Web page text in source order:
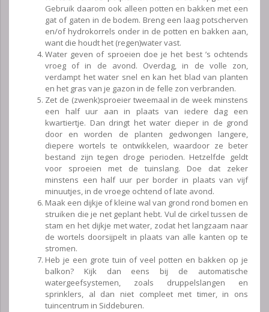
Gebruik daarom ook alleen potten en bakken met een
gat of gaten in de bodem. Breng een laag potscherven
en/of hydrokorrels onder in de potten en bakken aan,
want die houdt het (regen)water vast.
Water geven of sproeien doe je het best ’s ochtends
vroeg of in de avond. Overdag, in de volle zon,
verdampt het water snel en kan het blad van planten
en het gras van je gazon in de felle zon verbranden.
Zet de (zwenk)sproeier tweemaal in de week minstens
een half uur aan in plaats van iedere dag een
kwartiertje. Dan dringt het water dieper in de grond
door en worden de planten gedwongen langere,
diepere wortels te ontwikkelen, waardoor ze beter
bestand zijn tegen droge perioden. Hetzelfde geldt
voor sproeien met de tuinslang. Doe dat zeker
minstens een half uur per border in plaats van vijf
minuutjes, in de vroege ochtend of late avond.
Maak een dijkje of kleine wal van grond rond bomen en
struiken die je net geplant hebt. Vul de cirkel tussen de
stam en het dijkje met water, zodat het langzaam naar
de wortels doorsijpelt in plaats van alle kanten op te
stromen.
Heb je een grote tuin of veel potten en bakken op je
balkon? Kijk dan eens bij de automatische
watergeefsystemen, zoals druppelslangen en
sprinklers, al dan niet compleet met timer, in ons
tuincentrum in Siddeburen.